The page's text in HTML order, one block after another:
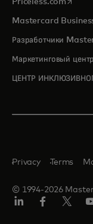
Priceless.com
Mastercard
Разработчики
Маркетинговый
ЦЕНТР
© 1994-2026
Privacy Terms